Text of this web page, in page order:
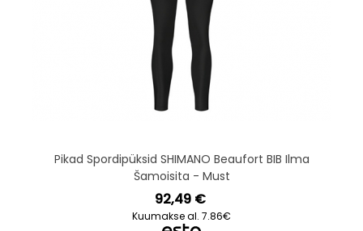
Pikad Spordipüksid SHIMANO Beaufort BIB Ilma
Šamoisita - Must
92,49 €
Kuumakse al. 7.86€